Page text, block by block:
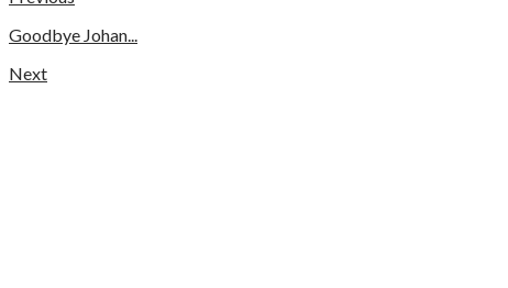
Goodbye Johan...
Next